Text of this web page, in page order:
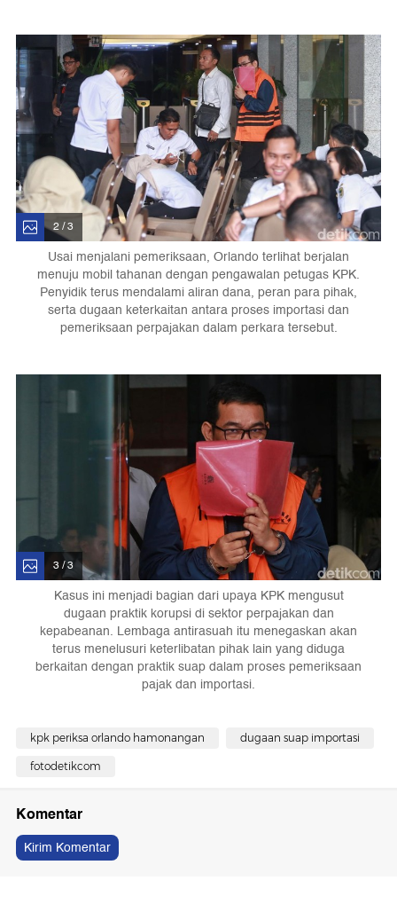
2 / 3
Usai menjalani pemeriksaan, Orlando terlihat berjalan
menuju mobil tahanan dengan pengawalan petugas KPK.
Penyidik terus mendalami aliran dana, peran para pihak,
serta dugaan keterkaitan antara proses importasi dan
pemeriksaan perpajakan dalam perkara tersebut.
3 / 3
Kasus ini menjadi bagian dari upaya KPK mengusut
dugaan praktik korupsi di sektor perpajakan dan
kepabeanan. Lembaga antirasuah itu menegaskan akan
terus menelusuri keterlibatan pihak lain yang diduga
berkaitan dengan praktik suap dalam proses pemeriksaan
pajak dan importasi.
kpk periksa orlando hamonangan dugaan suap importasi
fotodetikcom
Komentar
Kirim Komentar